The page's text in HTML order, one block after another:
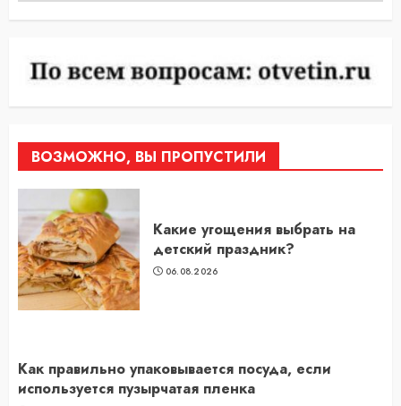
ВОЗМОЖНО, ВЫ ПРОПУСТИЛИ
Какие угощения выбрать на
детский праздник?
06.08.2026
Как правильно упаковывается посуда, если
используется пузырчатая пленка